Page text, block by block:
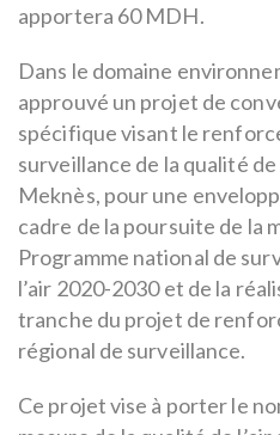
apportera 60 MDH.
Dans le domaine
approuvé un projet de
spécifique visant le
surveillance de la qualité de
Meknès, pour une
cadre de la poursuite de la
Programme national de
l’air 2020-2030 et de la
tranche du projet de
régional de surveillance.
Ce projet vise à porter le